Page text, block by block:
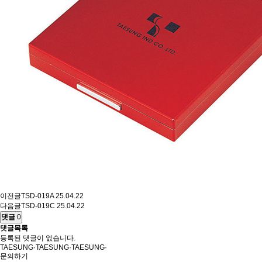
이전글TSD-019A 25.04.22
다음글TSD-019C 25.04.22
댓글 0
댓글목록
등록된 댓글이 없습니다.
TAESU NG·TAESU NG·TAESU NG·
문의하기